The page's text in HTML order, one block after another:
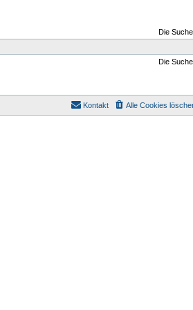
Die
Die
Alle Cookies
Kontakt